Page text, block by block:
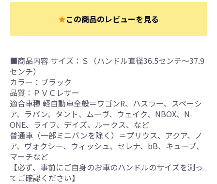
★この商品のレビューを見る
■商品内容 サイズ：Ｓ（ハンドル直径36.5センチ～37.9
センチ）
カラー：ブラック
品質：ＰＶＣレザー
適合車種 軽自動車全般＝ワゴンR、ハスラー、スペーシ
ア、ラパン、タント、ムーヴ、ウェイク、NBOX、N-
ONE、ライフ、デイズ、ルークス、など
普通車（一部ミニバンを除く）＝プリウス、アクア、ノ
ア、ヴォクシー、ウィッシュ、セレナ、bB、キューブ、
マーチなど
【必ず、事前にご自身のお車のハンドルのサイズを測っ
てご確認ください】